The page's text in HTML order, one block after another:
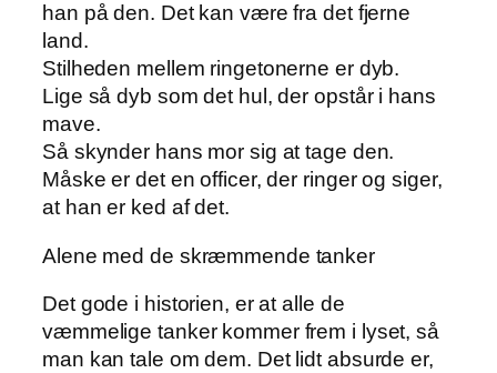
han på den. Det kan være fra det fjerne
land.
Stilheden mellem ringetonerne er dyb.
Lige så dyb som det hul, der opstår i hans
mave.
Så skynder hans mor sig at tage den.
Måske er det en officer, der ringer og siger,
at han er ked af det.
Alene med de skræmmende tanker
Det gode i historien, er at alle de
væmmelige tanker kommer frem i lyset, så
man kan tale om dem. Det lidt absurde er,